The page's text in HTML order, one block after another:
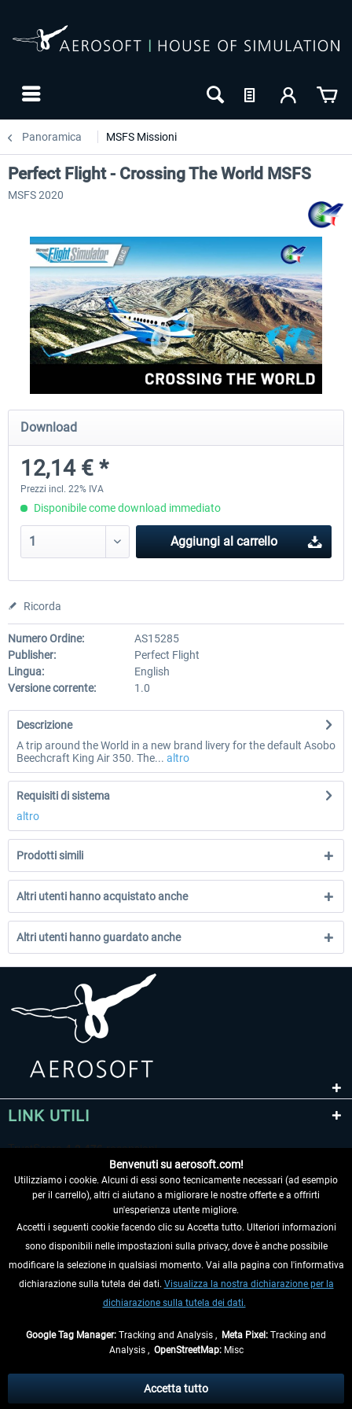
Panoramica MSFS Missioni
Perfect Flight - Flying Germany MSFS
15,25 € *
Perfect Flight - FS Explorer -
Perfect Flight - Crossing The World MSFS
MSFS 2020
Download
12,14 € *
Prezzi incl. 22% IVA
Disponibile come download immediato
Aggiungi al carrello
Ricorda
Numero Ordine:
AS15285
Publisher:
Perfect Flight
Lingua:
English
Versione corrente:
1.0
Descrizione
A trip around the World in a new brand livery for the default Asobo
Beechcraft King Air 350. The... altro
Requisiti di sistema
altro
Prodotti simili
Altri utenti hanno acquistato anche
Altri utenti hanno guardato anche
LINK UTILI
RECEDERE DAL CONTRATTO
INFORMAZIONI
eventualmente le spese di spedizione, se non diversamente descritto.
** Riguarda le spedizioni al di fuori della Germania, i tempi di consegna per le
Benvenuti su aerosoft.com!
Utilizziamo i cookie. Alcuni di essi sono tecnicamente necessari (ad esempio
per il carrello), altri ci aiutano a migliorare le nostre offerte e a offrirti
un'esperienza utente migliore.
Accetti i seguenti cookie facendo clic su Accetta tutto. Ulteriori informazioni
sono disponibili nelle impostazioni sulla privacy, dove è anche possibile
modificare la selezione in qualsiasi momento. Vai alla pagina con l'informativa
dichiarazione sulla tutela dei dati. Visualizza la nostra dichiarazione per la
dichiarazione sulla tutela dei dati.
Google Tag Manager: Tracking and Analysis , Meta Pixel: Tracking and
Analysis , OpenStreetMap:Misc
Accetta tutto